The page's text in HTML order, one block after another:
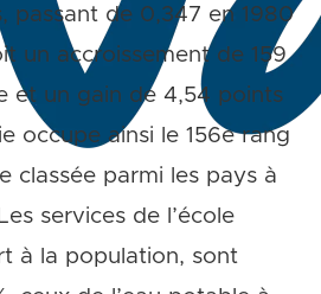
passant de 0,347 en 1980
un accroissement de 159
et un gain de 4,54 points
occupe ainsi le 156e rang
classée parmi les pays à
services de l’école
à la population, sont